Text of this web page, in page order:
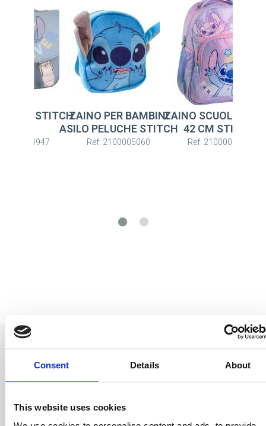
Consent Details About
This website uses cookies
BAMBINI
STITCH
2100005060
ZAINO SCUOLA MEDIO
42 CM STITCH
Ref: 2100005751
BORSA SEDILE
Ref: 2100004947
Sii il primo a